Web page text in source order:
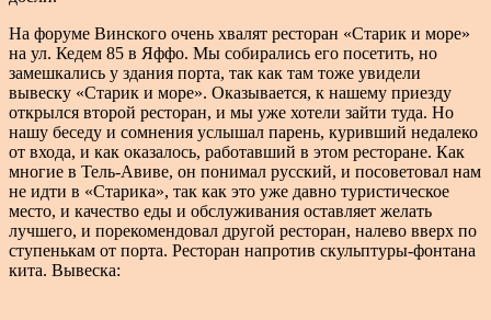
На форуме Винского очень хвалят ресторан «Старик и море»
на ул. Кедем 85 в Яффо. Мы собирались его посетить, но
замешкались у здания порта, так как там тоже увидели
вывеску «Старик и море». Оказывается, к нашему приезду
открылся второй ресторан, и мы уже хотели зайти туда. Но
нашу беседу и сомнения услышал парень, куривший недалеко
от входа, и как оказалось, работавший в этом ресторане. Как
многие в Тель-Авиве, он понимал русский, и посоветовал нам
не идти в «Старика», так как это уже давно туристическое
место, и качество еды и обслуживания оставляет желать
лучшего, и порекомендовал другой ресторан, налево вверх по
ступенькам от порта. Ресторан напротив скульптуры-фонтана
кита. Вывеска: